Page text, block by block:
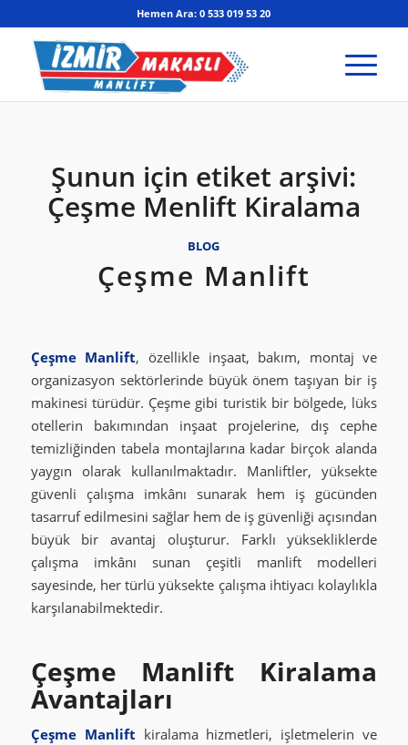
Hemen Ara: 0 533 019 53 20
Şunun için etiket arşivi:
Çeşme Menlift Kiralama
BLOG
Çeşme Manlift
Çeşme Manlift, özellikle inşaat, bakım, montaj ve
organizasyon sektörlerinde büyük önem taşıyan bir iş
makinesi türüdür. Çeşme gibi turistik bir bölgede, lüks
otellerin bakımından inşaat projelerine, dış cephe
temizliğinden tabela montajlarına kadar birçok alanda
yaygın olarak kullanılmaktadır. Manliftler, yüksekte
güvenli çalışma imkânı sunarak hem iş gücünden
tasarruf edilmesini sağlar hem de iş güvenliği açısından
büyük bir avantaj oluşturur. Farklı yüksekliklerde
çalışma imkânı sunan çeşitli manlift modelleri
sayesinde, her türlü yüksekte çalışma ihtiyacı kolaylıkla
karşılanabilmektedir.
Çeşme Manlift Kiralama
Avantajları
Çeşme Manlift kiralama hizmetleri, işletmelerin ve